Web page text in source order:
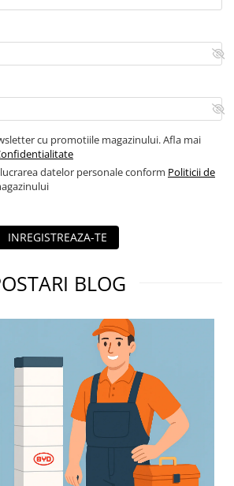
de putere
modulare
cu promotiile magazinului. Afla mai
datelor personale conform Politicii de
INREGISTREAZA-TE
BLOG